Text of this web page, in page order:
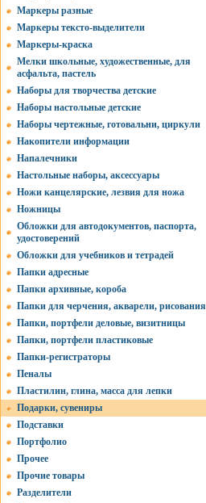
Маркеры разные
Маркеры тексто-выделители
Маркеры-краска
Мелки школьные, художественные, для
асфальта, пастель
Наборы для творчества детские
Наборы настольные детские
Наборы чертежные, готовальни, циркули
Накопители информации
Напалечники
Настольные наборы, аксессуары
Ножи канцелярские, лезвия для ножа
Ножницы
Обложки для автодокументов, паспорта,
удостоверений
Обложки для учебников и тетрадей
Папки адресные
Папки архивные, короба
Папки для черчения, акварели, рисования
Папки, портфели деловые, визитницы
Папки, портфели пластиковые
Папки-регистраторы
Пеналы
Пластилин, глина, масса для лепки
Подарки, сувениры
Подставки
Портфолио
Прочее
Прочие товары
Разделители